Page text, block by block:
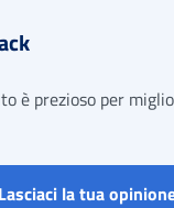
è prezioso per
Lasciaci la tua